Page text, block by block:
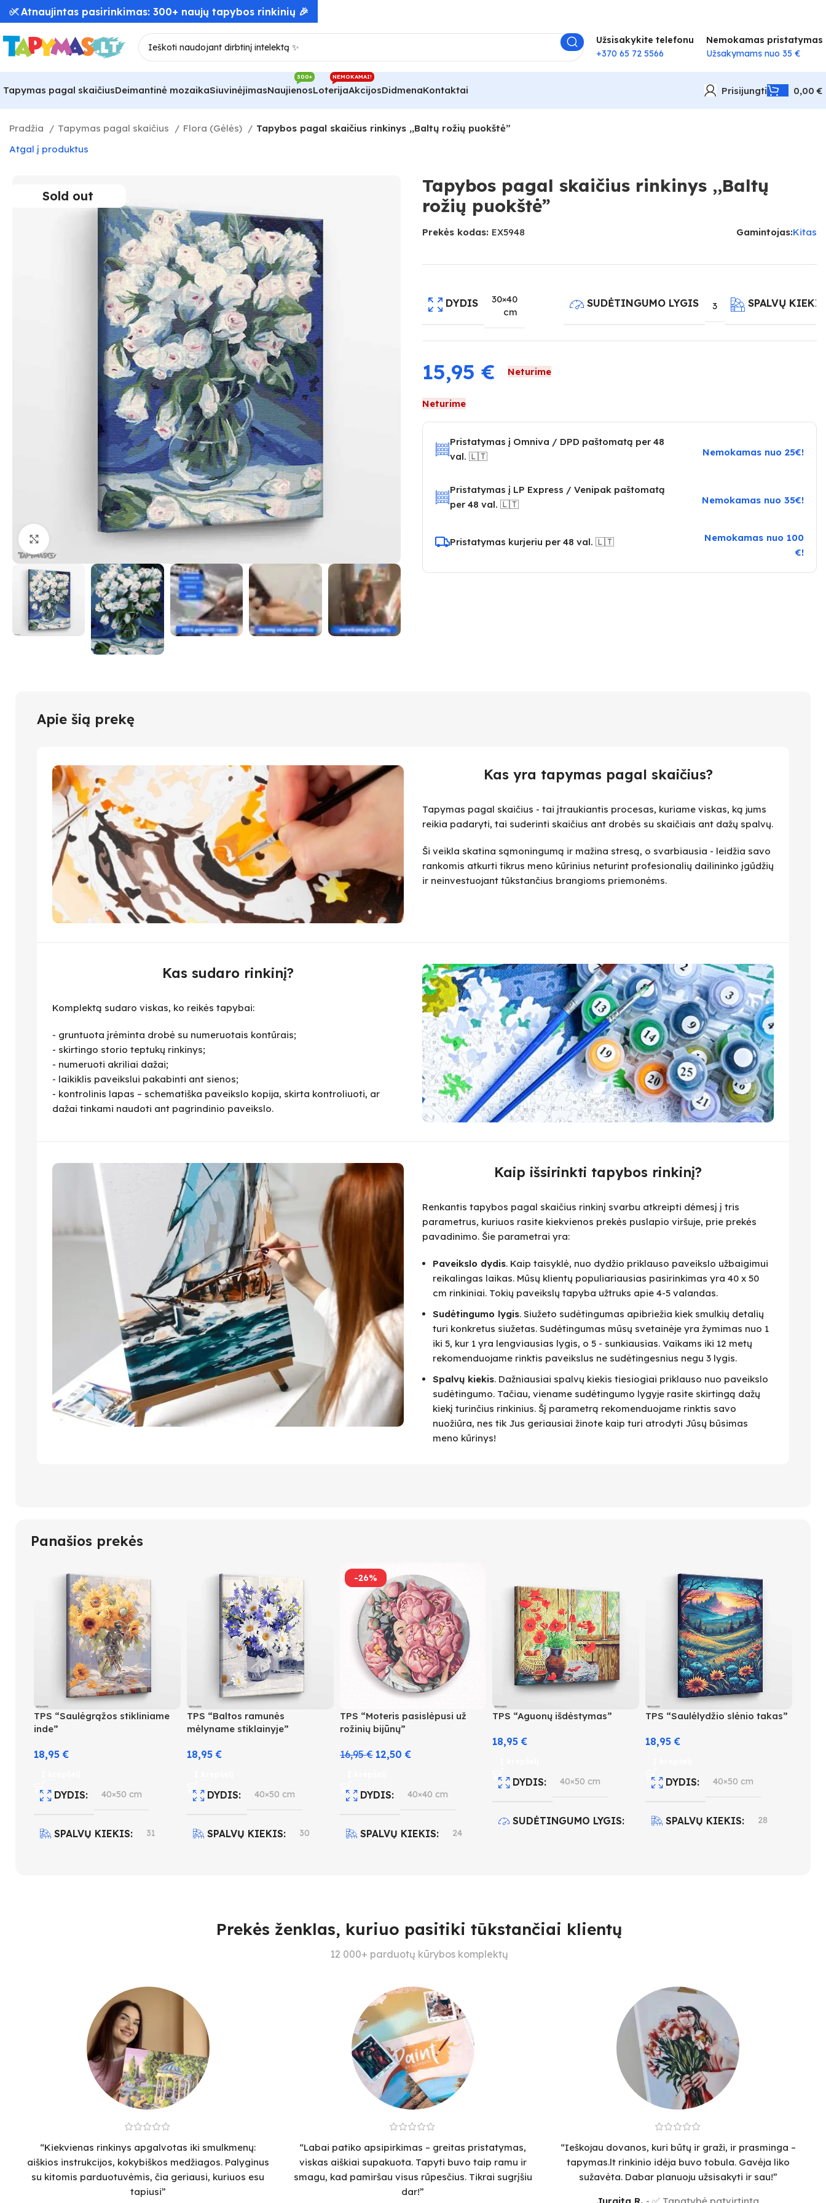
Užsisakykite telefonu
+370 65 72 5566
Nemokamas pristatymas
Užsakymams nuo 35 €
Tapymas pagal skaičiusDeimantinė mozaikaSiuvinėjimasNaujienos
300+
Loterija
NEMOKAMAI!
AkcijosDidmenaKontaktai Prisijungti 0,00€
Pradžia Tapymas pagal skaičius Flora (Gėlės)
Tapybos pagal skaičius rinkinys ,,Baltų rožių puokštė”
Atgal į produktus
Sold out
Paspauskite, kad priartinti
Tapybos pagal skaičius rinkinys ,,Baltų
rožių puokštė”
Prekės kodas: EX5948 Gamintojas:Kitas
DYDIS
30×40
cm
SUDĖTINGUMO LYGIS 3 SPALVŲ KIEKIS
15,95 € Neturime
Neturime
Pristatymas į Omniva / DPD paštomatą per 48
val. 🇱🇹
Nemokamas nuo 25€!
Pristatymas į LP Express / Venipak paštomatą
per 48 val. 🇱🇹
Nemokamas nuo 35€!
Pristatymas kurjeriu per 48 val. 🇱🇹
Nemokamas nuo 100
€!
Apie šią prekę
Kas yra tapymas pagal skaičius?
Tapymas pagal skaičius - tai įtraukiantis procesas, kuriame viskas, ką jums
reikia padaryti, tai suderinti skaičius ant drobės su skaičiais ant dažų spalvų.
Ši veikla skatina sąmoningumą ir mažina stresą, o svarbiausia - leidžia savo
rankomis atkurti tikrus meno kūrinius neturint profesionalių dailininko įgūdžių
ir neinvestuojant tūkstančius brangioms priemonėms.
Kas sudaro rinkinį?
Komplektą sudaro viskas, ko reikės tapybai:
- gruntuota įrėminta drobė su numeruotais kontūrais;
- skirtingo storio teptukų rinkinys;
- numeruoti akriliai dažai;
- laikiklis paveikslui pakabinti ant sienos;
- kontrolinis lapas – schematiška paveikslo kopija, skirta kontroliuoti, ar
dažai tinkami naudoti ant pagrindinio paveikslo.
Kaip išsirinkti tapybos rinkinį?
Renkantis tapybos pagal skaičius rinkinį svarbu atkreipti dėmesį į tris
parametrus, kuriuos rasite kiekvienos prekės puslapio viršuje, prie prekės
pavadinimo. Šie parametrai yra:
Paveikslo dydis. Kaip taisyklė, nuo dydžio priklauso paveikslo užbaigimui
reikalingas laikas. Mūsų klientų populiariausias pasirinkimas yra 40 x 50
cm rinkiniai. Tokių paveikslų tapyba užtruks apie 4-5 valandas.
Sudėtingumo lygis. Siužeto sudėtingumas apibriežia kiek smulkių detalių
turi konkretus siužetas. Sudėtingumas mūsų svetainėje yra žymimas nuo 1
iki 5, kur 1 yra lengviausias lygis, o 5 - sunkiausias. Vaikams iki 12 metų
rekomenduojame rinktis paveikslus ne sudėtingesnius negu 3 lygis.
Spalvų kiekis. Dažniausiai spalvų kiekis tiesiogiai priklauso nuo paveikslo
sudėtingumo. Tačiau, viename sudėtingumo lygyje rasite skirtingą dažų
kiekį turinčius rinkinius. Šį parametrą rekomenduojame rinktis savo
nuožiūra, nes tik Jus geriausiai žinote kaip turi atrodyti Jūsų būsimas
meno kūrinys!
Panašios prekės
TPS “Saulėgrąžos stikliniame
inde”
18,95€
DYDIS 40×50 cm
SPALVŲ KIEKIS 31
TPS “Baltos ramunės
mėlyname stiklainyje”
18,95€
DYDIS 40×50 cm
SPALVŲ KIEKIS 30
-26%
TPS “Moteris pasislėpusi už
rožinių bijūnų”
16,95€ 12,50€
DYDIS 40×40 cm
SPALVŲ KIEKIS 24
TPS “Aguonų išdėstymas”
18,95€
DYDIS 40×50 cm
SUDĖTINGUMO LYGIS
TPS “Saulėlydžio slėnio takas”
18,95€
DYDIS 40×50 cm
SPALVŲ KIEKIS 28
Prekės ženklas, kuriuo pasitiki tūkstančiai klientų
12 000+ parduotų kūrybos komplektų
“Kiekvienas rinkinys apgalvotas iki smulkmenų:
aiškios instrukcijos, kokybiškos medžiagos. Palyginus
su kitomis parduotuvėmis, čia geriausi, kuriuos esu
tapiusi”
“Labai patiko apsipirkimas – greitas pristatymas,
viskas aiškiai supakuota. Tapyti buvo taip ramu ir
smagu, kad pamiršau visus rūpesčius. Tikrai sugrįšiu
dar!”
“Ieškojau dovanos, kuri būtų ir graži, ir prasminga –
tapymas.lt rinkinio idėja buvo tobula. Gavėja liko
sužavėta. Dabar planuoju užsisakyti ir sau!”
Jurgita R. ✅ Tapatybė patvirtinta
📦 Greitas užsakymų pristatymas – iki 48 val! 🚚